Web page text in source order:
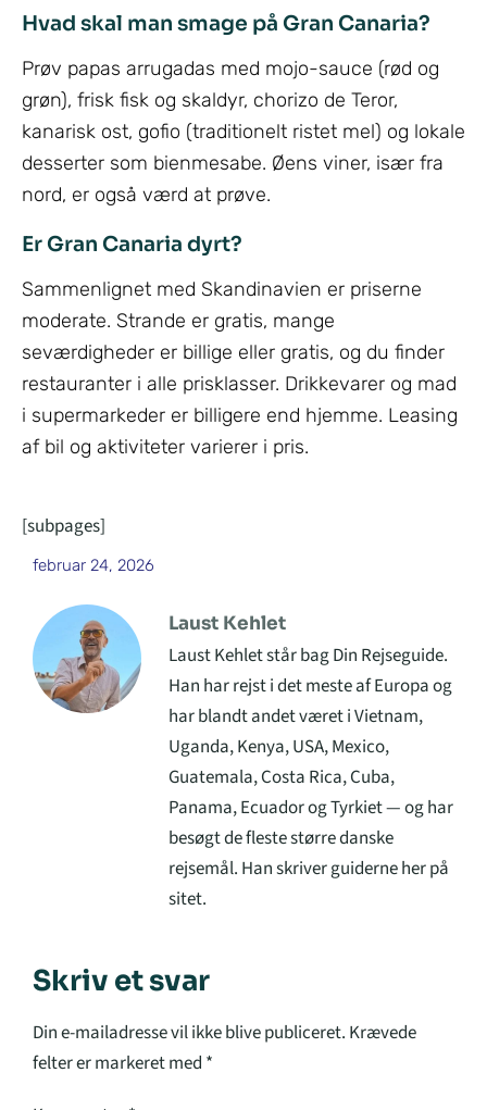
Hvad skal man smage på Gran Canaria?
Prøv papas arrugadas med mojo-sauce (rød og
grøn), frisk fisk og skaldyr, chorizo de Teror,
kanarisk ost, gofio (traditionelt ristet mel) og lokale
desserter som bienmesabe. Øens viner, især fra
nord, er også værd at prøve.
Er Gran Canaria dyrt?
Sammenlignet med Skandinavien er priserne
moderate. Strande er gratis, mange
seværdigheder er billige eller gratis, og du finder
restauranter i alle prisklasser. Drikkevarer og mad
i supermarkeder er billigere end hjemme. Leasing
af bil og aktiviteter varierer i pris.
[subpages]
februar 24, 2026
Laust Kehlet
Laust Kehlet står bag Din Rejseguide.
Han har rejst i det meste af Europa og
har blandt andet været i Vietnam,
Uganda, Kenya, USA, Mexico,
Guatemala, Costa Rica, Cuba,
Panama, Ecuador og Tyrkiet — og har
besøgt de fleste større danske
rejsemål. Han skriver guiderne her på
sitet.
Skriv et svar
Din e-mailadresse vil ikke blive publiceret. Krævede
felter er markeret med *